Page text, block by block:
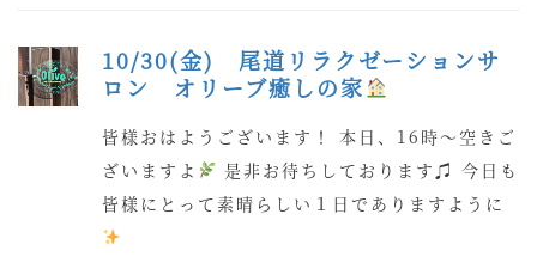
10/30(金) 尾道リラクゼーションサ
ロン オリーブ癒しの家
皆様おはようございます！ 本日、16時〜空きご
ざいますよ
是非お待ちしております♫ 今日も
皆様にとって素晴らしい１日でありますように